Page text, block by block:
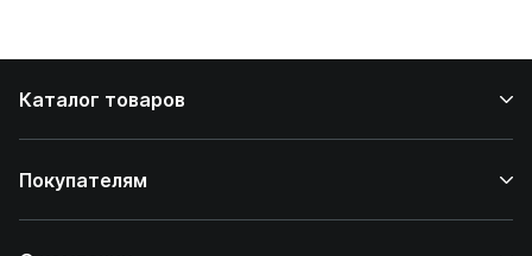
Каталог товаров
Покупателям